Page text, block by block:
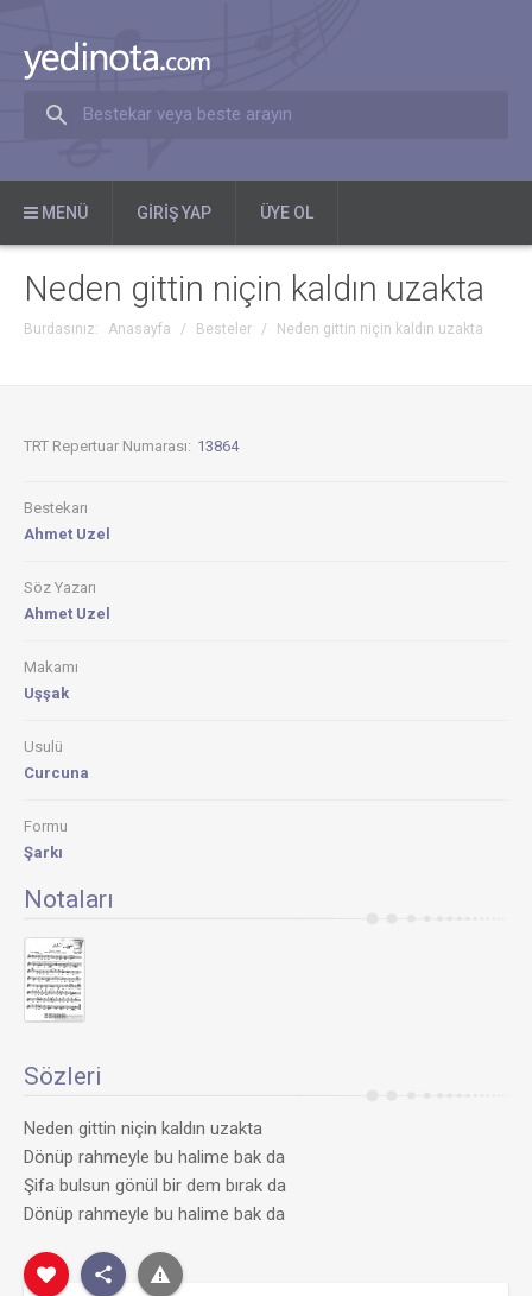
Bestekar veya beste arayın
MENÜ GIRIŞ YAP ÜYE OL
Neden gittin niçin kaldın uzakta
Burdasınız: Anasayfa / Besteler / Neden gittin niçin kaldın uzakta
TRT Repertuar Numarası: 13864
Bestekarı
Ahmet Uzel
Söz Yazarı
Ahmet Uzel
Makamı
Uşşak
Usulü
Curcuna
Formu
Şarkı
Notaları
Sözleri
Neden gittin niçin kaldın uzakta
Dönüp rahmeyle bu halime bak da
Şifa bulsun gönül bir dem bırak da
Dönüp rahmeyle bu halime bak da